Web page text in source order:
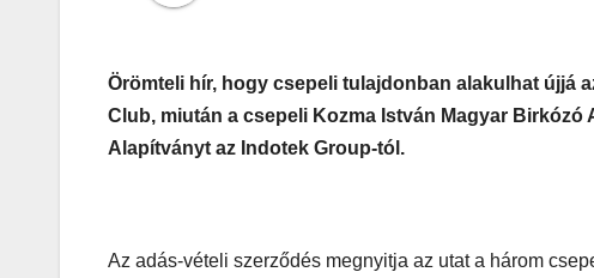
Örömteli hír, hogy csepeli tulajdonban alakulhat újjá
Club, miután a csepeli Kozma István Magyar
Alapítványt az Indotek Group-tól.
Az adás-vételi szerződés megnyitja az utat a három